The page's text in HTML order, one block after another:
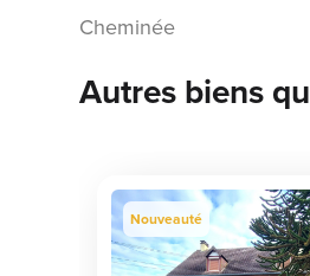
Cheminée
Autres biens
Nouveauté